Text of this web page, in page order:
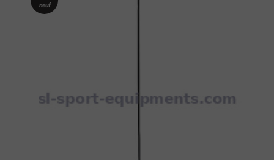
neuf